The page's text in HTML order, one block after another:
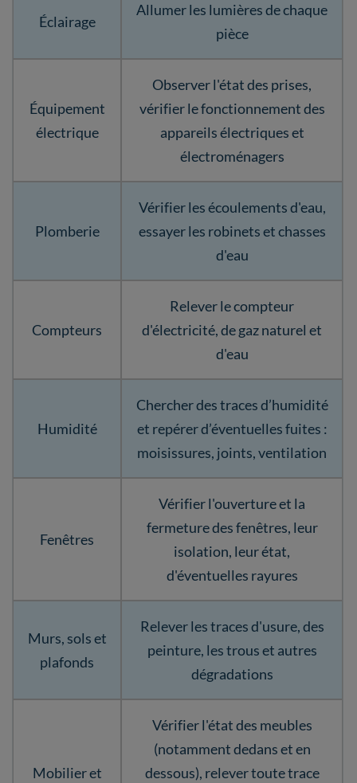
Éclairage
Allumer les lumières de chaque
pièce
Équipement
électrique
Observer l'état des prises,
vérifier le fonctionnement des
appareils électriques et
électroménagers
Plomberie
Vérifier les écoulements d'eau,
essayer les robinets et chasses
d'eau
Compteurs
Relever le compteur
d'électricité, de gaz naturel et
d'eau
Humidité
Chercher des traces d’humidité
et repérer d’éventuelles fuites :
moisissures, joints, ventilation
Fenêtres
Vérifier l'ouverture et la
fermeture des fenêtres, leur
isolation, leur état,
d'éventuelles rayures
Murs, sols et
plafonds
Relever les traces d'usure, des
peinture, les trous et autres
dégradations
Mobilier et
Vérifier l'état des meubles
(notamment dedans et en
dessous), relever toute trace